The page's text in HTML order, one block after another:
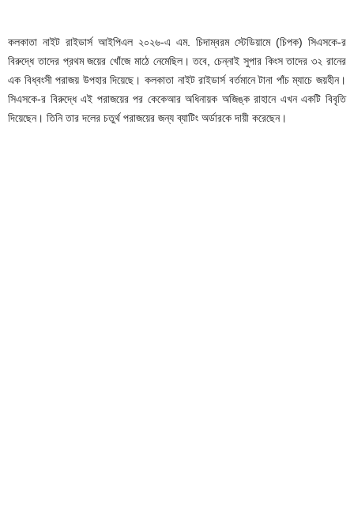
কলকাতা নাইট রাইডার্স আইপিএল ২০২৬-এ এম. চিদাম্বরম স্টেডিয়ামে (চিপক) সিএসকে-র
বিরুদ্ধে তাদের প্রথম জয়ের খোঁজে মাঠে নেমেছিল। তবে, চেন্নাই সুপার কিংস তাদের ৩২ রানের
এক বিধ্বংসী পরাজয় উপহার দিয়েছে। কলকাতা নাইট রাইডার্স বর্তমানে টানা পাঁচ ম্যাচে জয়হীন।
সিএসকে-র বিরুদ্ধে এই পরাজয়ের পর কেকেআর অধিনায়ক অজিঙ্ক রাহানে এখন একটি বিবৃতি
দিয়েছেন। তিনি তার দলের চতুর্থ পরাজয়ের জন্য ব্যাটিং অর্ডারকে দায়ী করেছেন।